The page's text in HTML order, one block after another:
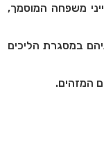
משפחה המוסמך,
במסגרת הליכים